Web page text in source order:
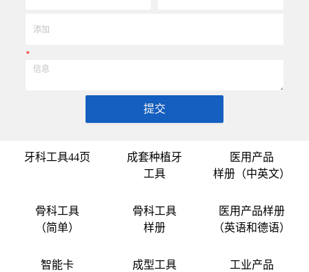
*
提交
牙科工具44页
成套种植牙
工具
医用产品
样册（中英文）
骨科工具
（简单）
骨科工具
样册
医用产品样册
（英语和德语）
智能卡
成型工具
工业产品